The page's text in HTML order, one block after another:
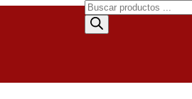
Búsqueda
de
productos